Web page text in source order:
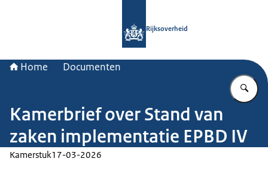
Rijksoverheid
Home Documenten
Kamerbrief over Stand van
zaken implementatie EPBD IV
Kamerstuk17-03-2026